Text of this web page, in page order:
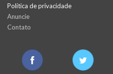
Política de privacidade
Anuncie
Contato